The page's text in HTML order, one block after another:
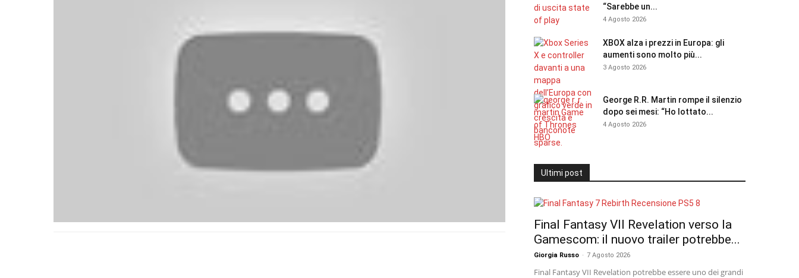
“Sarebbe un...
4 Agosto 2026
XBOX alza i prezzi in Europa: gli
aumenti sono molto più...
3 Agosto 2026
George R.R. Martin rompe il silenzio
dopo sei mesi: “Ho lottato...
4 Agosto 2026
Ultimi post
Final Fantasy VII Revelation verso la
Gamescom: il nuovo trailer potrebbe...
Giorgia Russo - 7 Agosto 2026
Final Fantasy VII Revelation potrebbe essere uno dei grandi